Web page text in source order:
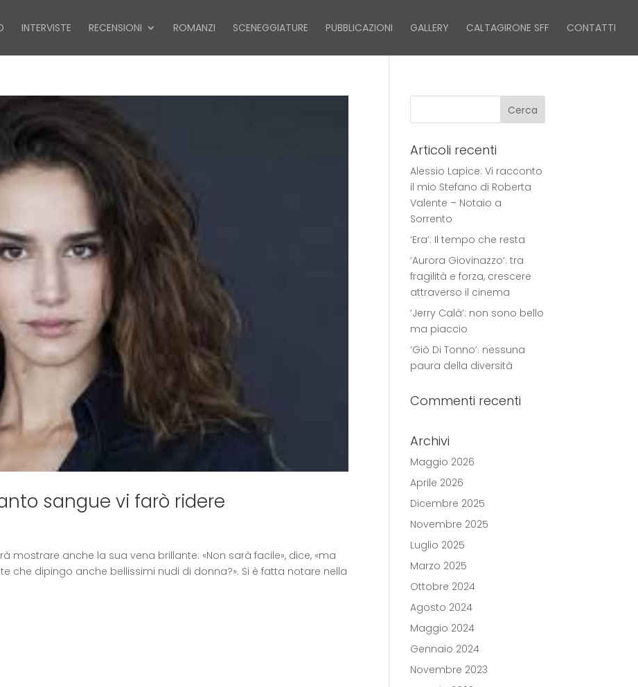
INTERVISTE RECENSIONI ROMANZI SCENEGGIATURE PUBBLICAZIONI GALLERY CALTAGIRONE SFF CONTATTI
sangue vi farò ridere
mostrare anche la sua vena brillante: «Non sarà facile», dice, «ma
che dipingo anche bellissimi nudi di donna?». Si è fatta notare nella
Articoli recenti
Alessio Lapice: Vi racconto
il mio Stefano di Roberta
Valente – Notaio a
Sorrento
‘Era’: Il tempo che resta
‘Aurora Giovinazzo’: tra
fragilità e forza, crescere
attraverso il cinema
‘Jerry Calà’: non sono bello
ma piaccio
‘Giò Di Tonno’: nessuna
paura della diversità
Commenti recenti
Archivi
Maggio 2026
Aprile 2026
Dicembre 2025
Novembre 2025
Luglio 2025
Marzo 2025
Ottobre 2024
Agosto 2024
Maggio 2024
Gennaio 2024
Novembre 2023